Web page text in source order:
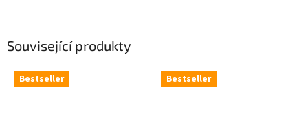
Související produkty
Bestseller Bestseller